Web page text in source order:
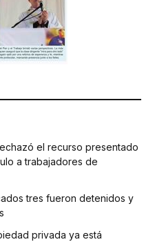
el recurso presentado
a trabajadores de
tres fueron detenidos y
privada ya está